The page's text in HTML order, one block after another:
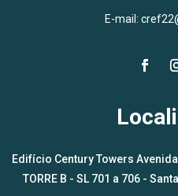
E-mail:
Edifício Century Towers
TORRE B - SL 701 a 706 -